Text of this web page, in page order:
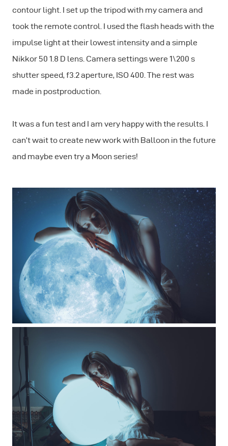
contour light. I set up the tripod with my camera and
took the remote control. I used the flash heads with the
impulse light at their lowest intensity and a simple
Nikkor 50 1.8 D lens. Camera settings were 1\200 s
shutter speed, f3.2 aperture, ISO 400. The rest was
made in postproduction.
It was a fun test and I am very happy with the results. I
can’t wait to create new work with Balloon in the future
and maybe even try a Moon series!